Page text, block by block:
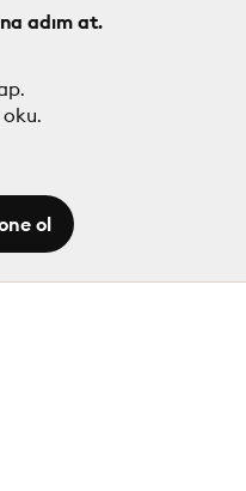
adım at.
ol